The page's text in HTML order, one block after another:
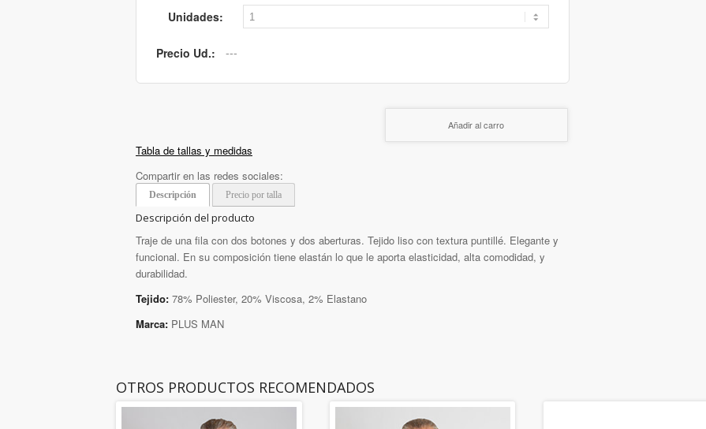
Unidades:
Precio Ud.:
Añadir al carro
Tabla de tallas y medidas
Compartir en las redes sociales:
Descripción Precio por talla
Descripción del producto
Traje de una fila con dos botones y dos aberturas. Tejido liso con textura puntillé. Elegante y
funcional. En su composición tiene elastán lo que le aporta elasticidad, alta comodidad, y
durabilidad.
Tejido: 78% Poliester, 20% Viscosa, 2% Elastano
Marca: PLUS MAN
OTROS PRODUCTOS RECOMENDADOS